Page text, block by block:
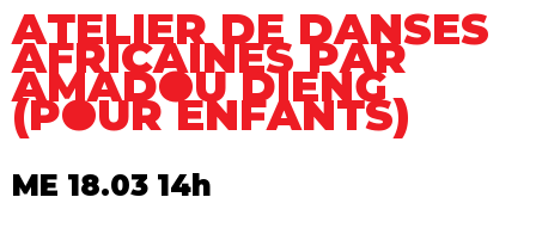
ATELIER DE DANSES
AFRICAINES PAR
AMADOU DIENG
(POUR ENFANTS)
ME 18.03 14h